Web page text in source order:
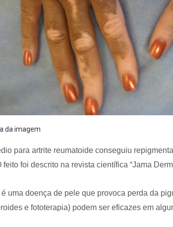
da imagem
para artrite reumatoide conseguiu
feito foi descrito na revista científica “Jama
uma doença de pele que provoca perda da
e fototerapia) podem ser eficazes em